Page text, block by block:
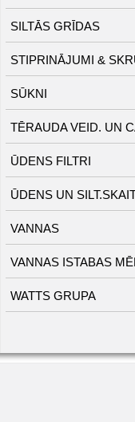
SILTĀS GRĪDAS
STIPRINĀJUMI &
SŪKNI
TĒRAUDA VEID. UN
ŪDENS FILTRI
ŪDENS UN
VANNAS
VANNAS ISTABAS
WATTS GRUPA